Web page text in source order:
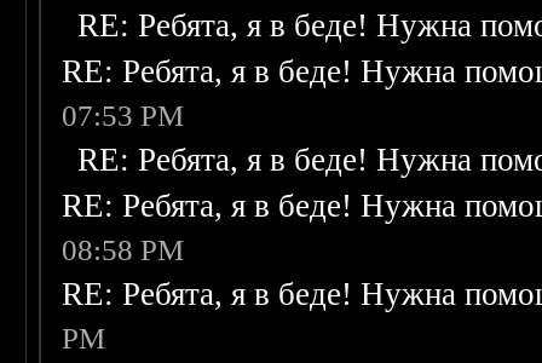
RE: Ребята, я в беде! Нужна
RE: Ребята, я в беде! Нужна
07:53 PM
RE: Ребята, я в беде! Нужна
RE: Ребята, я в беде! Нужна
08:58 PM
RE: Ребята, я в беде! Нужна
PM